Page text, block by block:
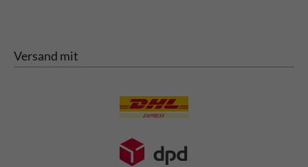
Versand mit